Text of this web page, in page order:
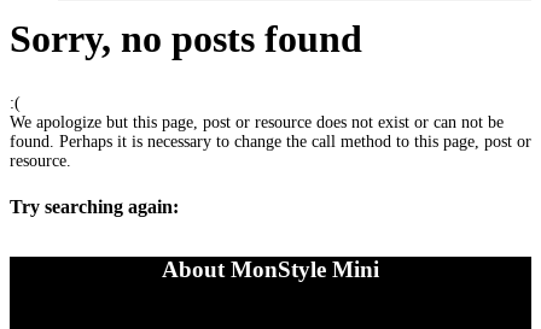
Sorry, no posts found
:(
We apologize but this page, post or resource does not exist or can not be
found. Perhaps it is necessary to change the call method to this page, post or
resource.
Try searching again:
About MonStyle Mini